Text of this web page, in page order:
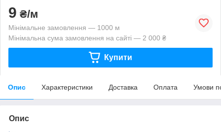
9 ₴/м
Мінімальне замовлення — 1000 м
Мінімальна сума замовлення на сайті — 2 000 ₴
Купити
Опис Характеристики Доставка Оплата Умови
Опис